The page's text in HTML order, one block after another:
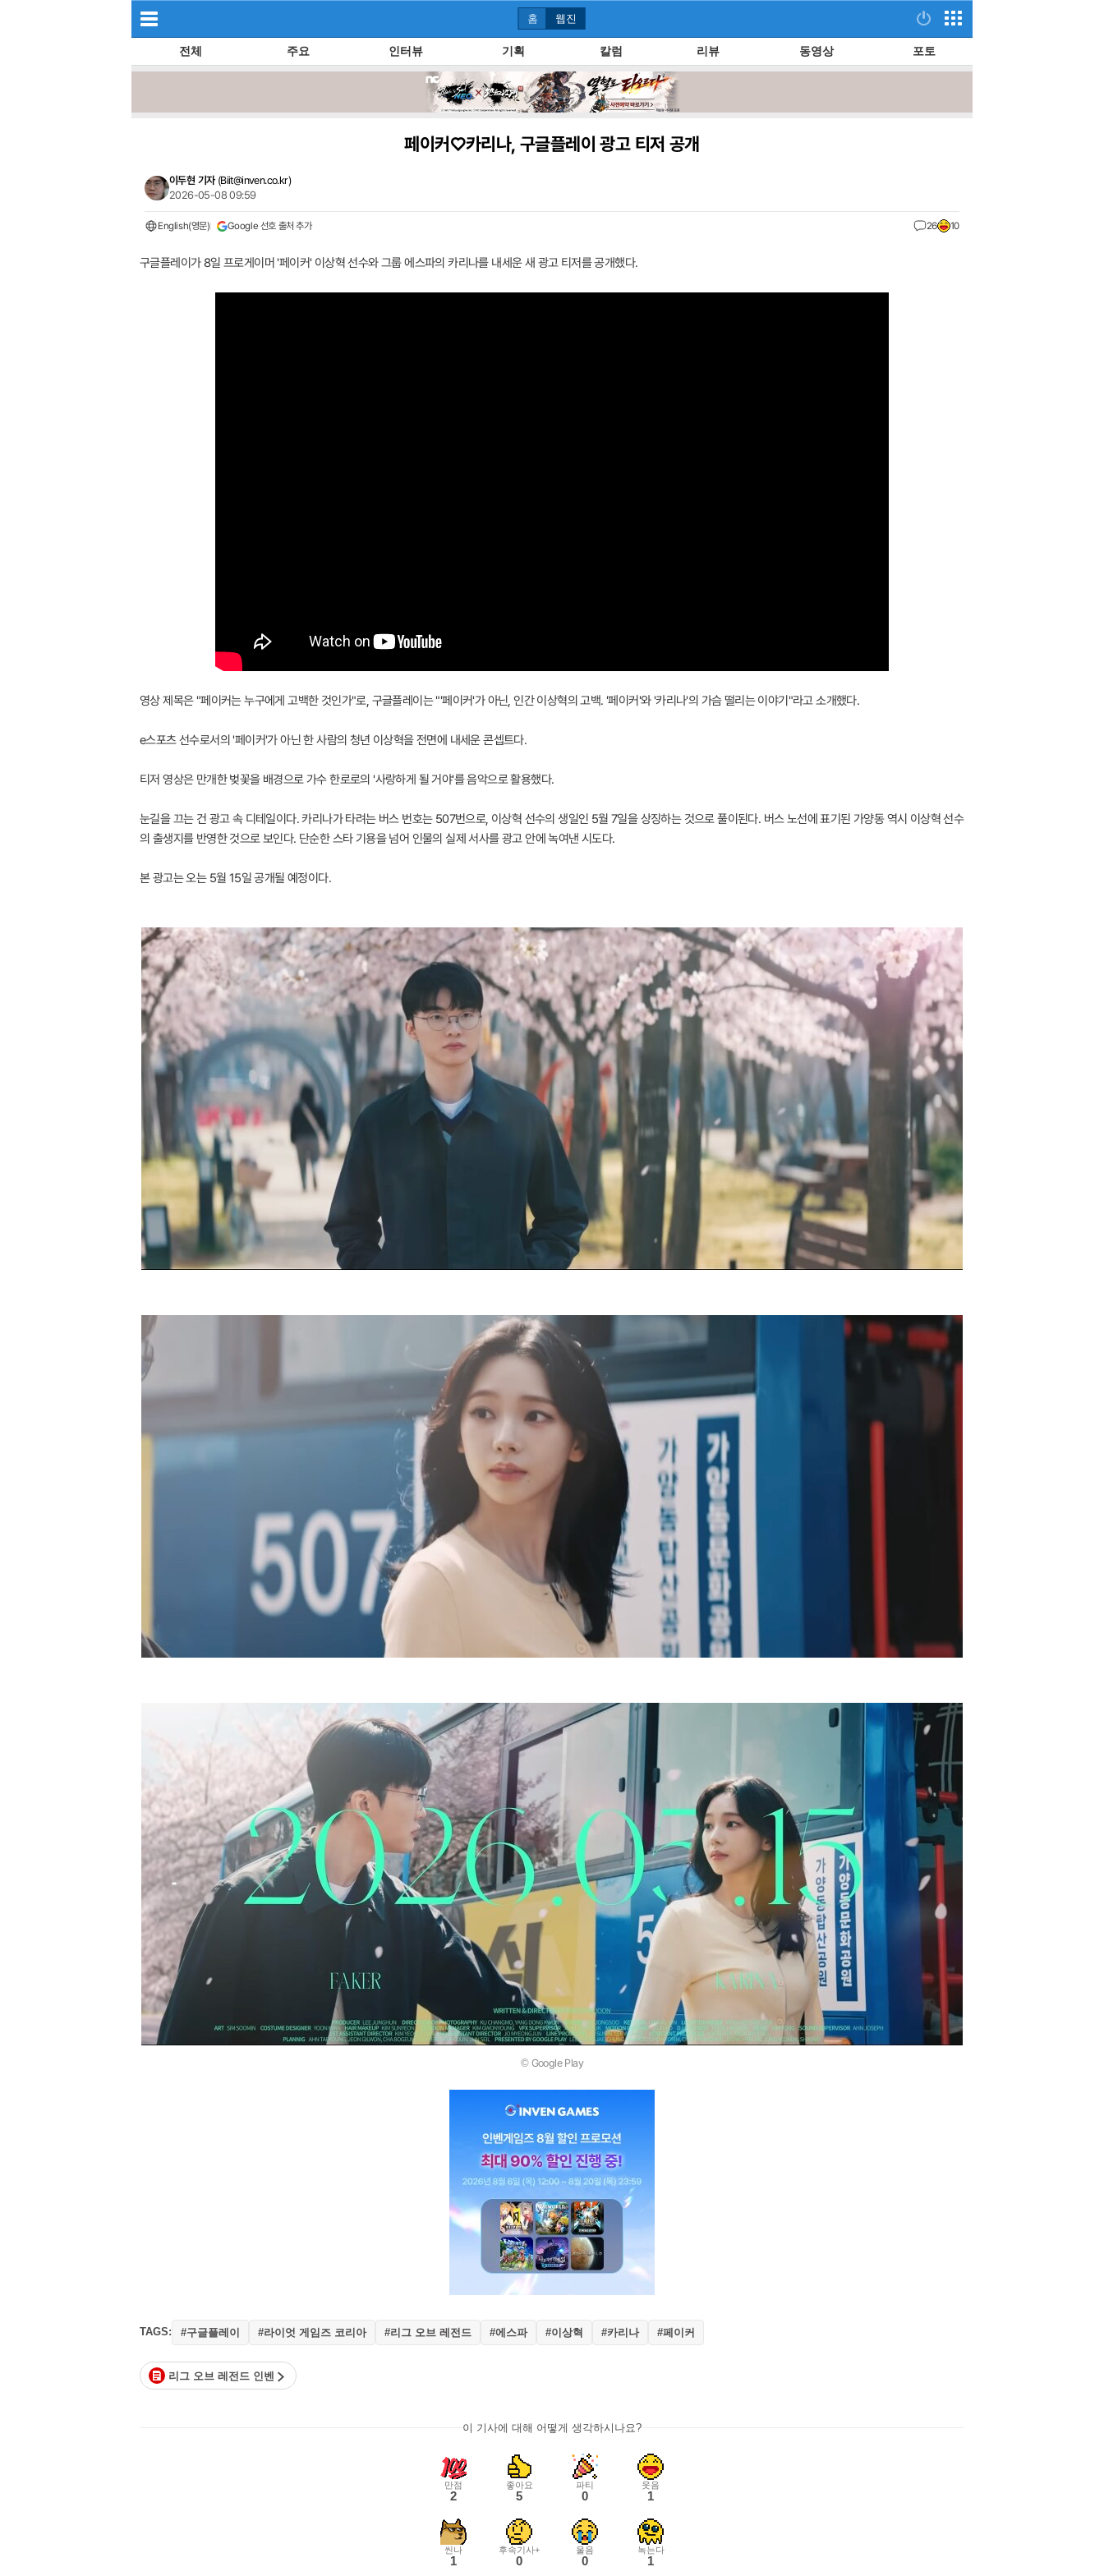
홈 웹진
전체 주요 인터뷰 기획 칼럼 리뷰 동영상 포토
페이커♡카리나, 구글플레이 광고 티저 공개
이두현 기자 (Biit@inven.co.kr)
2026-05-08 09:59
English(영문) Google 선호 출처 추가 26 10
구글플레이가 8일 프로게이머 '페이커' 이상혁 선수와 그룹 에스파의 카리나를 내세운 새 광고 티저를 공개했다.
영상 제목은 "페이커는 누구에게 고백한 것인가"로, 구글플레이는 "'페이커'가 아닌, 인간 이상혁의 고백. '페이커'와 '카리나'의 가슴 떨리는 이야기"라고 소개했다.
e스포츠 선수로서의 '페이커'가 아닌 한 사람의 청년 이상혁을 전면에 내세운 콘셉트다.
티저 영상은 만개한 벚꽃을 배경으로 가수 한로로의 '사랑하게 될 거야'를 음악으로 활용했다.
눈길을 끄는 건 광고 속 디테일이다. 카리나가 타려는 버스 번호는 507번으로, 이상혁 선수의 생일인 5월 7일을 상징하는 것으로 풀이된다. 버스 노선에 표기된 가양동 역시 이상혁 선수
의 출생지를 반영한 것으로 보인다. 단순한 스타 기용을 넘어 인물의 실제 서사를 광고 안에 녹여낸 시도다.
본 광고는 오는 5월 15일 공개될 예정이다.
© Google Play
TAGS: #구글플레이 #라이엇 게임즈 코리아 #리그 오브 레전드 #에스파 #이상혁 #카리나 #페이커
리그 오브 레전드 인벤
이 기사에 대해 어떻게 생각하시나요?
만점
2
좋아요
5
파티
0
웃음
1
씬나
1
후속기사+
0
울음
0
녹는다
1